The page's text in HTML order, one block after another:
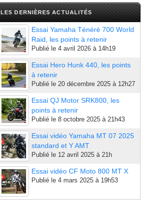
LES DERNIÈRES ACTUALITÉS
Essai Yamaha Ténéré 700 World
Raid, les points à retenir
Publié le 4 avril 2026 à 14h19
Essai Hero Hunk 440, les points
à retenir
Publié le 20 décembre 2025 à 12h27
Essai QJ Motor SRK800, les
points à retenir
Publié le 8 octobre 2025 à 21h43
Essai vidéo Yamaha MT 07 2025
standard et Y AMT
Publié le 12 avril 2025 à 21h
Essai vidéo CF Moto 800 MT X
Publié le 4 mars 2025 à 19h53